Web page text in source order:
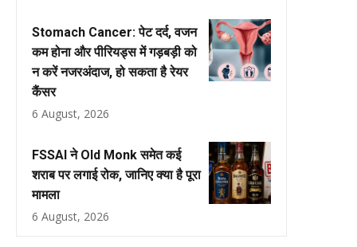
Stomach Cancer: पेट दर्द, वजन
कम होना और पीरियड्स में गड़बड़ी को
न करें नजरअंदाज, हो सकता है रेयर
कैंसर
6 August, 2026
FSSAI ने Old Monk समेत कई
शराब पर लगाई रोक, जानिए क्या है पूरा
मामला
6 August, 2026